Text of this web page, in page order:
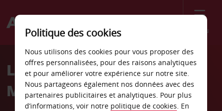
Menu
Welcome
AvisLocation de voiture
Maseru
Politique des cookies
Nous utilisons des cookies pour vous proposer des
offres personnalisées, pour des raisons analytiques
et pour améliorer votre expérience sur notre site.
Nous partageons également nos données avec des
partenaires publicitaires et analytiques. Pour plus
d’informations, voir notre politique de cookies. En